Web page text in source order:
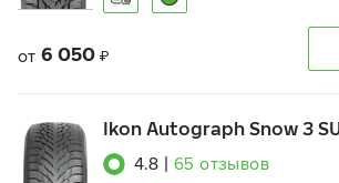
от 6 050 ₽
Ikon Autograph Snow 3
4.8 65 отзывов